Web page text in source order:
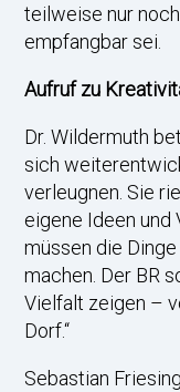
teilweise nur
empfangbar sei.
Aufruf zu
Dr. Wildermuth
sich
verleugnen. Sie
eigene Ideen und
müssen die
machen. Der BR
Vielfalt zeigen –
Dorf.“
Sebastian